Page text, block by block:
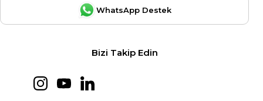
WhatsApp Destek
Bizi Takip Edin